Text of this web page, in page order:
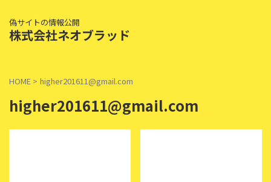
偽サイトの情報公開
株式会社ネオブラッド
HOME > higher201611@gmail.com
higher201611@gmail.com